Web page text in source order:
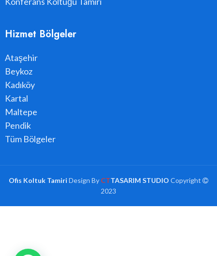
Hizmet Bölgeler
Ataşehir
Beykoz
Kadıköy
Kartal
Maltepe
Pendik
Tüm Bölgeler
Ofis Koltuk Tamiri Design By CTTASARIM STUDIO Copyright
2023